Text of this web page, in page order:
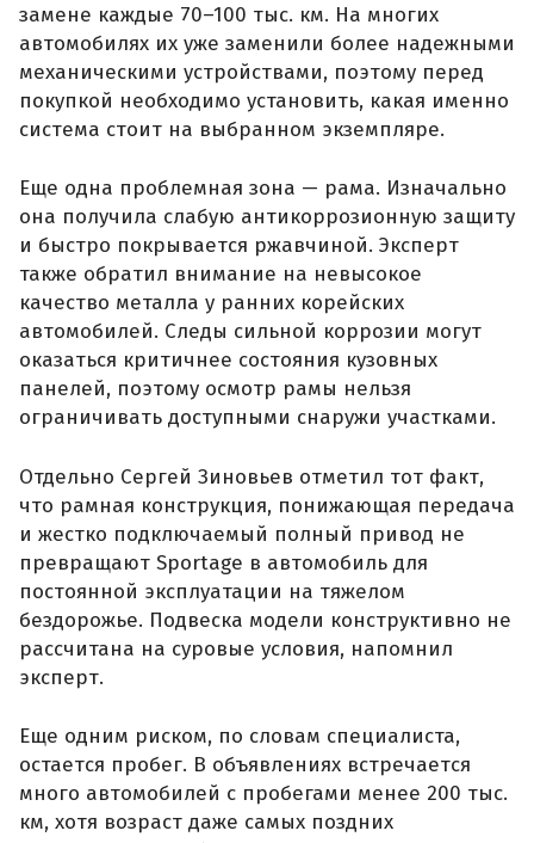
замене каждые 70–100 тыс. км. На многих
автомобилях их уже заменили более надежными
механическими устройствами, поэтому перед
покупкой необходимо установить, какая именно
система стоит на выбранном экземпляре.
Еще одна проблемная зона — рама. Изначально
она получила слабую антикоррозионную защиту
и быстро покрывается ржавчиной. Эксперт
также обратил внимание на невысокое
качество металла у ранних корейских
автомобилей. Следы сильной коррозии могут
оказаться критичнее состояния кузовных
панелей, поэтому осмотр рамы нельзя
ограничивать доступными снаружи участками.
Отдельно Сергей Зиновьев отметил тот факт,
что рамная конструкция, понижающая передача
и жестко подключаемый полный привод не
превращают Sportage в автомобиль для
постоянной эксплуатации на тяжелом
бездорожье. Подвеска модели конструктивно не
рассчитана на суровые условия, напомнил
эксперт.
Еще одним риском, по словам специалиста,
остается пробег. В объявлениях встречается
много автомобилей с пробегами менее 200 тыс.
км, хотя возраст даже самых поздних